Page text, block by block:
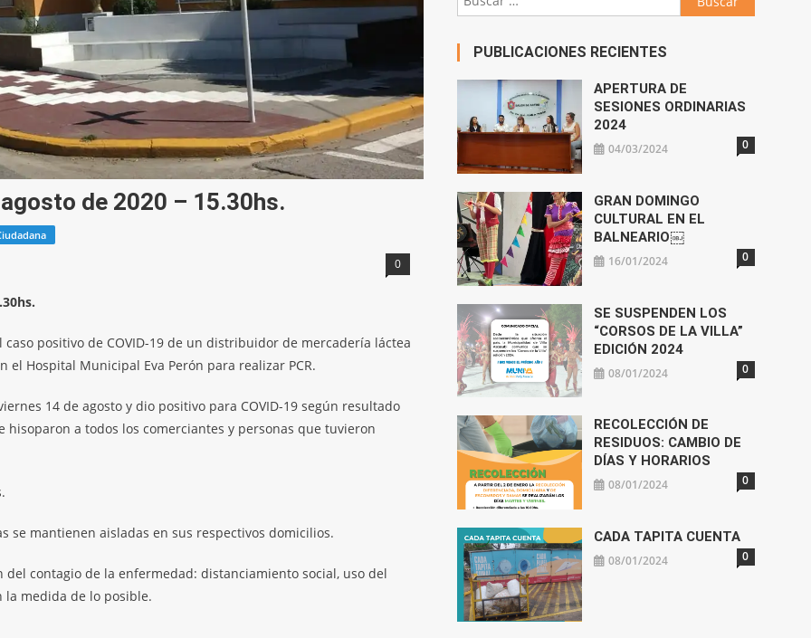
de 2020 – 15.30hs.
0
positivo de COVID-19 de un distribuidor de mercadería láctea
Hospital Municipal Eva Perón para realizar PCR.
14 de agosto y dio positivo para COVID-19 según resultado
hisoparon a todos los comerciantes y personas que tuvieron
se mantienen aisladas en sus respectivos domicilios.
contagio de la enfermedad: distanciamiento social, uso del
la medida de lo posible.
PUBLICACIONES RECIENTES
APERTURA DE
SESIONES ORDINARIAS
2024
04/03/2024 0
GRAN DOMINGO
CULTURAL EN EL
BALNEARIO￼
16/01/2024 0
SE SUSPENDEN LOS
“CORSOS DE LA VILLA”
EDICIÓN 2024
08/01/2024 0
RECOLECCIÓN DE
RESIDUOS: CAMBIO DE
DÍAS Y HORARIOS
08/01/2024 0
CADA TAPITA CUENTA
08/01/2024 0